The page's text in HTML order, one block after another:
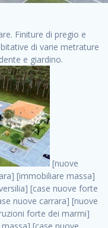
Finiture di pregio e
di varie metrature
e giardino.
[nuove costruzioni versilia] [vendita case carrara] [immobiliare massa] [case nuove toscana] [case in vendita versilia] [case nuove forte dei marmi] [case in vendita carrara] [case nuove carrara] [nuove costruzioni pietrasanta] [nuove costruzioni forte dei marmi] [immobiliare versilia] [case nuove massa] [case nuove pietrasanta] [case nuove liguria] [immobiliare forte dei marmi] [nuove costruzioni liguria] [nuove costruzioni carrara] [nuove costruzioni massa] [immobiliare carrara] case in vendita toscana [immobiliare liguria] [case in vendita massa] [vendita case massa] [vendita case versilia] [nuove costruzioni toscana] [immobiliare pietrasanta] [immobiliare toscana] [case nuove versilia] nuove costruzioni case nuove in vendita case nuove case in costruzione case nuova costruzione appartamenti nuova costruzione case in vendita nuove costruzioni terreno edificabile nuove costruzioni milano marina di carrara carrara massa massa carrara toscana versilia case in vendita a milano case in vendita a roma appartamenti nuovi in vendita vendita case milano case in vendita torino case in vendita milano case di nuova costruzione nuove costruzioni roma case in vendita roma , case vendita in italia . vendita case roma vendita case torino villette nuova costruzione vendita case privati cerco casa milano vendita case impresa edile vendita case genova vendita immobili vendita case nuove cerco casa ville nuova costruzione annunci case in vendita case in vendita nuova costruzione nuove case in vendita case in vendita da privati villette a schiera cerco casa in vendita case in affitto vendita nuove costruzioni costruire case affitto affitto negozio milano cerco casa roma cerco casa nuova costruzione appartamenti in costruzione, case vendita in italia . case nuove vendita case in vendita nuove case nuove milano nuove costruzioni morena case in vendita costruzioni case case in vendita tor vergata nuova annunci vendita case case in vendita milano centro, case vendita in italia . vendita case nuova costruzione case in vendita privati agenzia immobiliare appartamenti di nuova costruzione ville in costruzione case in vendita a opera nuova costruzione nuove costruzioni torino, case vendita in italia . appartamenti nuovi impresa edile roma trova casa costruzioni nuove appartamenti in affitto cantieri in costruzione, case vendita in italia . immobiliare nuove costruzioni case in vendita dragona appartamenti in vendita siti vendita case case in vendita roma nord nuovi costruzioni ville nuove in vendita nuove costruzioni in vendita trovocasa cerco casa affitto villette in vendita nuove costruzioni immobiliari nuove costruzioni bologna toscano immobiliare palermo nuovi appartamenti vendita case dragona nuova costruzione case in vendita villaggio prenestino, case vendita in italia . case in vendita dal costruttore imprese edili torino nuove costruzioni firenze immobiliare case nuove in costruzione toscano immobiliare milano, case vendita in italia . casanuova case in vendita acilia dragona case in vendita di nuova costruzione case in vendita da costruttore nuove costruzioni eur case e cantieri appartamenti in vendita nuova costruzione case in vendita a dragona roma case in vendita nuove case in costruzione porta portese immobiliare appartamenti cerco casa disperatamente case in vendita torresina cascine in vendita vendita immobili roma, case vendita in italia . milano nuove costruzioni morena case in vendita costruzioni edili nuove costruzioni catania visure catastali on line gratis nuove costruzioni monza case in costruzione milano, case vendita in italia . nuove costruzioni boccea vendita immobili milano attico immobiliare roma vendita imprese edili bergamo impresa edile bologna case in vendita a classe appartamento nuovo nuove costruzioni pietralata case costruzione case in vendita roma sud nuove costruzioni residenziali a milano appartamenti nuova costruzione milano case in vendita boccea case in vendita morena nuove costruzioni vendita immobili privati, case vendita in italia . comprare casa nuova costruzione case in vendita con leasing case in vendita ostia antica case nuova costruzione milano appartamenti nuovi milano case nuove roma nuove costruzioni bari edilizia convenzionata case in vendita a tortona villaggio prenestino case in vendita toscano immobiliare professione casa nuove costruzioni parma impresa costruzioni nuove case nuove costruzioni bergamo vendita immobili torino ville di nuova costruzione solo affitti appartamento nuovo in vendita appartamenti nuova costruzione roma case nuova costruzione roma, case vendita in italia . nuove costruzioni a milano case in costruzione roma impresa di costruzioni grimaldi immobiliare costruzioni villetta nuova costruzione case in vendita da imprese edili cerco casa a acquisto casa in costruzione nuove costruzioni mare costruzioni immobiliari cantieri nuove costruzioni acquisto casa nuova costruzione nuove costruzioni padova comprare casa in costruzione impresa edile napoli nuove costruzioni pescara casa risorse immobiliari, case vendita in italia . immobili in costruzione villette nuove villette nuove in vendita gabetti imprese edili verona nuove costruzioni milano sud nuovi immobili nuove costruzioni legnano, case vendita in italia . cantieri nuove costruzioni milano villa nuova case vendita nuove costruzioni appartamenti in vendita nuovi immobili nuovi costruttori case imprese edili brescia nuovi appartamenti milano case in vendita selva nera casa nuova retecasa case nuova costruzione in vendita monolocale imprese edili firenze imprese edili padova frimm vendita case dragona nuove costruzioni vendita imprese edili parma imprese di costruzioni milano immobiliare toscano frimm immobiliare roma case case dal costruttore acquisto terreno agricolo imprese edili italiane roma vende casa case nuove a milano nuove costruzioni a roma imprese costruzioni roma cerco casa nuova immobili di nuova costruzione case in vendita castelverde roma impresa edile palermo rent to buy roma nuove costruzioni, case vendita in italia . tempocasa case in vendita a riscatto nuove costruzioni varese nuove costruzioni bolzano vendita case in costruzione nuove costruzioni lecce cantiere milano costruire villa imprese edili treviso impresa edile catania case in vendita roma tiburtina vendita appartamenti nuova costruzione vendita immobili commerciali case nuove in vendita milano nuove costruzioni seregno cerca casa vendita cerco casa milano vendita nuove costruzioni milano ovest vendita case nuove milano imprese edili modena nuove costruzioni milano centro case in vendita aranova nuove abitazioni, case vendita in italia ., case vendita in italia . nuove costruzioni brescia nuove costruzioni como appartamenti nuovi in vendita a milano case in vendita bologna nuove costruzioni appartamenti in vendita milano nuova costruzione imprese edili como morena nuove costruzioni nuove costruzioni case vendita appartamenti nuovi nuove costruzioni salerno eurekasa villette in costruzione bilocali nuovi case nuove in vendita a roma case in vendita con permuta nuove costruzioni trento impresa edile varese imprese costruzioni milano imprese edili venezia case in vendita prenestina imprese edili spa nuove costruzioni gallarate roma nuove costruzioni case in nuova costruzione nuovi case nuove in vendita a milano nuove costruzioni loano nuovi cantieri milano imprese edili novara case in vendita roma est imprese di costruzioni roma appartamenti in costruzione milano nuovi cantieri cerco casa vendita milano nuove costruzioni brugherio vendita case da imprese edili imprese edili udine nuove costruzioni direttamente dal costruttore imprese edili vicenza case in vendita a loano nuova costruzione nuove villette prezzi case nuove case in vendita in costruzione compravendita terreno agricolo cantiere, case vendita in italia . case in vendita milano navigli costruzione nuova casa costruzioni nuove milano nuove costruzioni roma rent to buy nuove costruzioni taranto palazzo in costruzione vendita appartamenti nuova costruzione milano centro costruzioni milano case in vendita milano nuove costruzioni case in vendita milano sud impresa edile como case nuove a roma boccea case in vendita imprese edili trento nuove costruzioni buccinasco case in costruzione a milano nuove costruzioni ripamonti case in vendita a salerno nuove costruzioni nuove residenze milano case nuove vendita milano nuove costruzioni milano nord nuove costruzioni livorno vendita nuove costruzioni roma nuove costruzioni liguria costruzioni roma cerco casa roma vendita nuove costruzioni classe a impresa edile rimini nuovi annunci case in vendita nuove costruzioni magenta todini costruzioni case grezze in vendita vendita appartamenti nuovi milano case in vendita gallaratese milano nuove costruzioni arezzo, case vendita in italia . case in vendita castelverde case nuove dal costruttore nuovo appartamento nuove costruzioni desenzano imprese edili lombardia imprese edili veneto appartamenti in costruzione roma case vendita pescara nuove costruzioni case in vendita ad acilia imprese edili verona e provincia nuove costruzioni desio appartamenti classe a milano firenze nuove costruzioni pirelli re immobiliare grandi imprese di costruzioni case in vendita torresina roma case in vendita navigli milano nuove costruzioni roma centro nuovecostruzioni appartamenti nuovi a milano impresa edile ancona nuove residenze dragona case in vendita nuove costruzioni brindisi vendita nuove costruzioni milano case in vendita arredate nuove case milano case nuove milano centro sito impresa edile nuove costruzioni mont